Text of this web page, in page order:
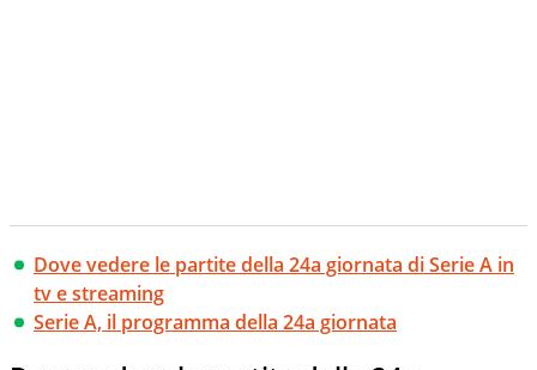
Dove vedere le partite della 24a giornata di Serie A in
tv e streaming
Serie A, il programma della 24a giornata